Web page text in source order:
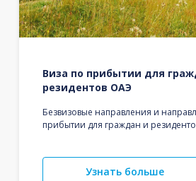
Виза по прибытии для
резидентов ОАЭ
Безвизовые направления и
прибытии для граждан и
Узнать больше